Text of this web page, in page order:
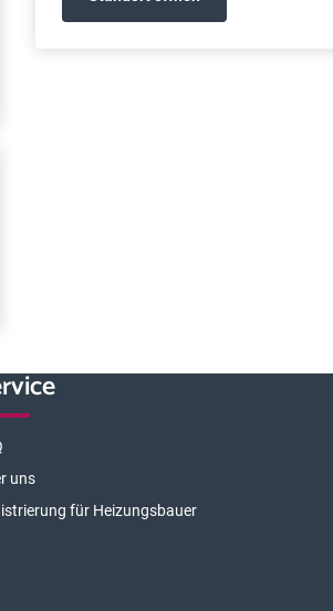
uns
für Heizungsbauer